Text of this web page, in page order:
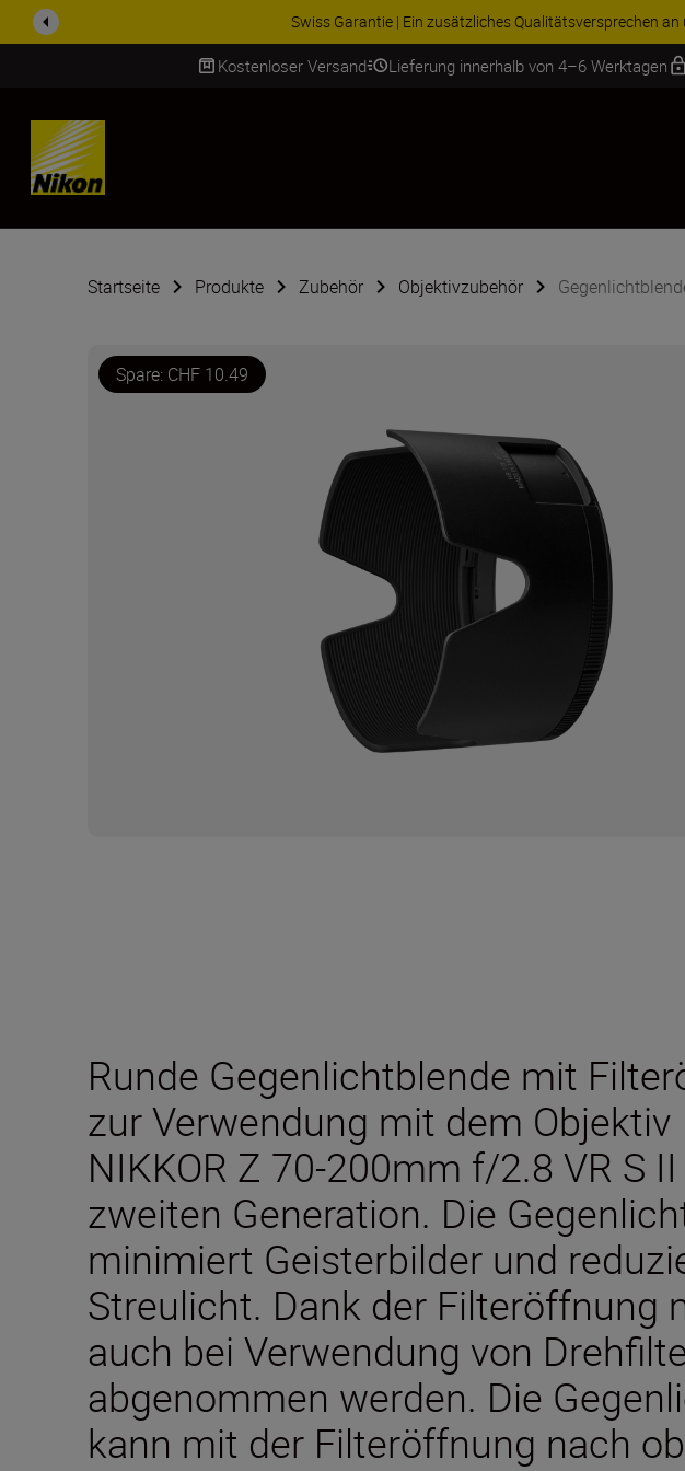
ZUBEHÖR IM ANGEBOT | Sparen Sie 15 % auf
Kostenloser Versand Lieferung innerhalb von 4–6 Werktagen
SKIP
Startseite Produkte Zubehör Objektivzubehör
Spare: CHF 10.49
Runde Gegenlichtblende mit
zur Verwendung mit dem Objektiv
NIKKOR Z 70-200mm f/2.8 VR S
zweiten Generation. Die
minimiert Geisterbilder und
Streulicht. Dank der Filteröffnung
auch bei Verwendung von
abgenommen werden. Die
kann mit der Filteröffnung nach